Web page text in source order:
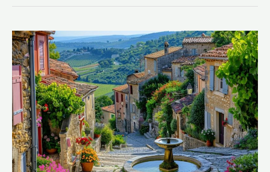
Découvrez
ce
joyau
du
Var,
un
des
plus